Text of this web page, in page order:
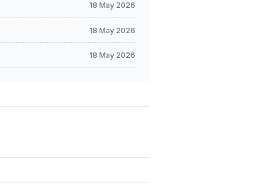
18 May 2026
18 May 2026
18 May 2026